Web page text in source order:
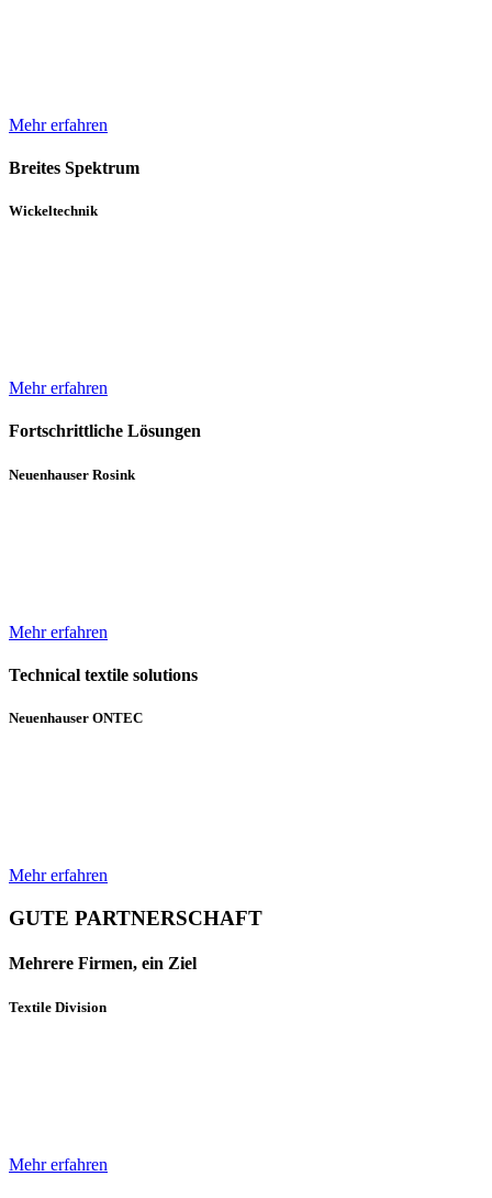
Mehr erfahren
Breites Spektrum
Wickeltechnik
Mehr erfahren
Fortschrittliche Lösungen
Neuenhauser Rosink
Mehr erfahren
Technical textile solutions
Neuenhauser ONTEC
Mehr erfahren
GUTE PARTNERSCHAFT
Mehrere Firmen, ein Ziel
Textile Division
Mehr erfahren